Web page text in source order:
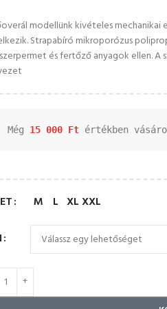
modellünk kivételes mechanikai
Strapabíró mikroporózus
és fertőző anyagok ellen. A
Még 15 000 Ft értékben
M L XLXXL